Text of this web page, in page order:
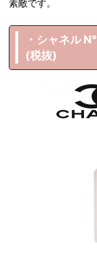
素敵です。
・シャネル
(税抜)